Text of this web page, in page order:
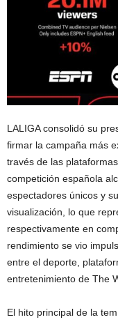
LALIGA consolidó su
firmar la campaña más
través de las
competición española
espectadores únicos y
visualización, lo que
respectivamente en
rendimiento se vio
entre el deporte,
entretenimiento de The
El hito principal de la